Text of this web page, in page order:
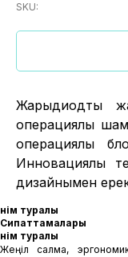
SKU:
Жарықдиодты
операциялық
операциялық
Инновациялық
дизайнымен
Өнім туралы
Сипаттамалары
Өнім туралы
Жеңіл салмақ,